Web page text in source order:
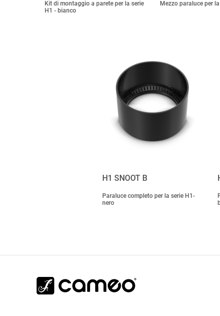
Kit di montaggio a parete per la serie
H1 - bianco
Mezzo paraluce per
H1 SNOOT B
Paraluce completo per la serie H1-
nero